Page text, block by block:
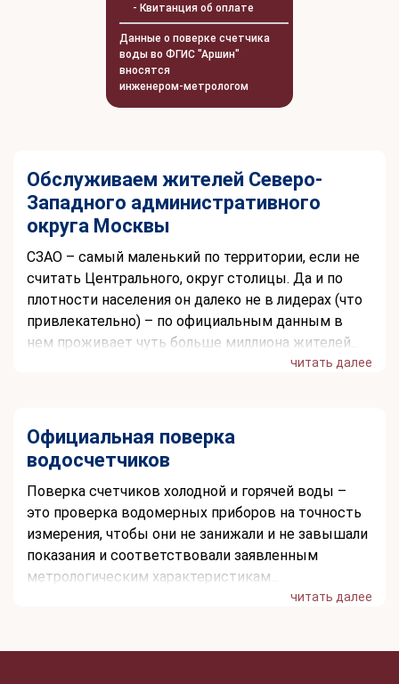
- Квитанция об оплате
Данные о поверке счетчика
воды во ФГИС "Аршин"
вносятся
инженером-метрологом
Обслуживаем жителей Северо-
Западного административного
округа Москвы
СЗАО – самый маленький по территории, если не
считать Центрального, округ столицы. Да и по
плотности населения он далеко не в лидерах (что
привлекательно) – по официальным данным в
нем проживает чуть больше миллиона жителей...
читать далее
Официальная поверка
водосчетчиков
Поверка счетчиков холодной и горячей воды –
это проверка водомерных приборов на точность
измерения, чтобы они не занижали и не завышали
показания и соответствовали заявленным
метрологическим характеристикам...
читать далее